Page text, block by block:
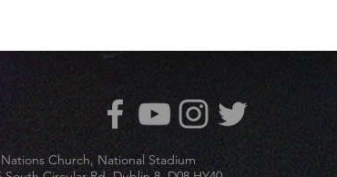
Church, National Stadium